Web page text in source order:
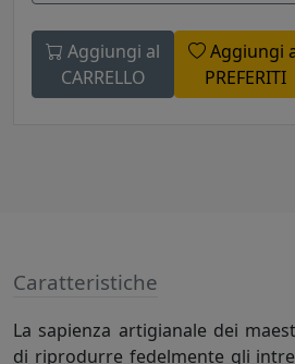
Aggiungi al
CARRELLO
Aggiungi
PREFERITI
Caratteristiche
La sapienza artigianale dei
di riprodurre fedelmente gli